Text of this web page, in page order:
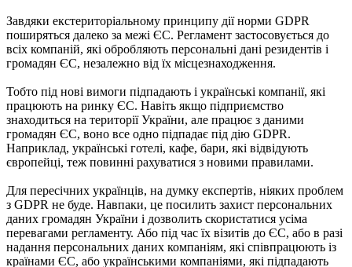
Завдяки екстериторіальному принципу дії норми GDPR
поширяться далеко за межі ЄС. Регламент застосовується до
всіх компаній, які обробляють персональні дані резидентів і
громадян ЄС, незалежно від їх місцезнаходження.
Тобто під нові вимоги підпадають і українські компанії, які
працюють на ринку ЄС. Навіть якщо підприємство
знаходиться на території України, але працює з даними
громадян ЄС, воно все одно підпадає під дію GDPR.
Наприклад, українські готелі, кафе, бари, які відвідують
європейці, теж повинні рахуватися з новими правилами.
Для пересічних українців, на думку експертів, ніяких проблем
з GDPR не буде. Навпаки, це посилить захист персональних
даних громадян України і дозволить скористатися усіма
перевагами регламенту. Або під час їх візитів до ЄС, або в разі
надання персональних даних компаніям, які співпрацюють із
країнами ЄС, або українськими компаніями, які підпадають